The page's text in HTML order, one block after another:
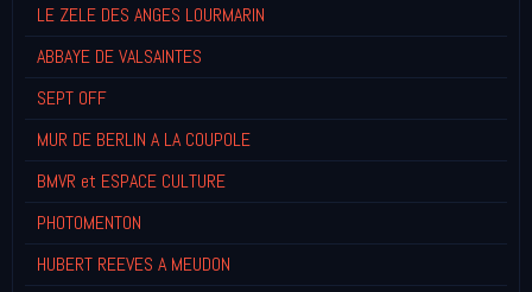
LE ZELE DES ANGES LOURMARIN
ABBAYE DE VALSAINTES
SEPT OFF
MUR DE BERLIN A LA COUPOLE
BMVR et ESPACE CULTURE
PHOTOMENTON
HUBERT REEVES A MEUDON